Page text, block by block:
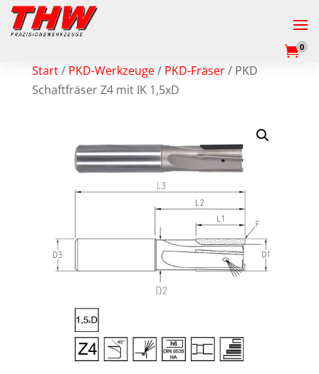
0
Start/ PKD-Werkzeuge/ PKD-Fräser/ PKD
Schaftfräser Z4 mit IK 1,5xD